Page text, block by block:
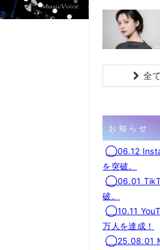
全
お知らせ
◯06.12
を突破。
◯06.01
破。
◯10.11
万人を達成！
◯25.08.01